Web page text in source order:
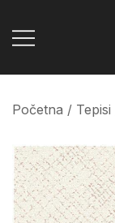
Početna / Tepisi